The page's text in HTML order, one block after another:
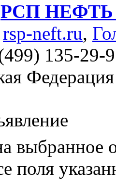
РСП НЕФТЬ
rsp-neft.ru,
135-29-
Федерация
выбранное
поля